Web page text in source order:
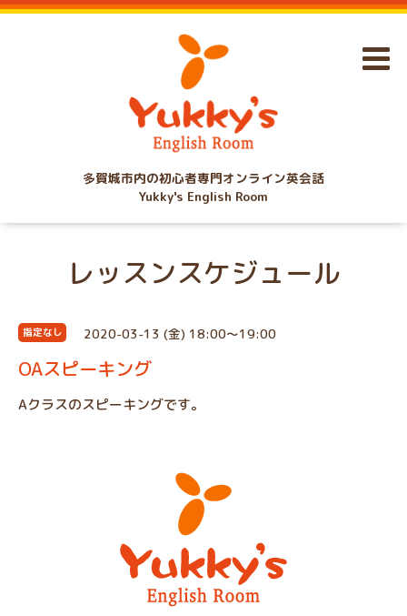
多賀城市内の初心者専門オンライン英会話
Yukky's English Room
レッスンスケジュール
指定なし 2020-03-13 (金) 18:00～19:00
OAスピーキング
Aクラスのスピーキングです。